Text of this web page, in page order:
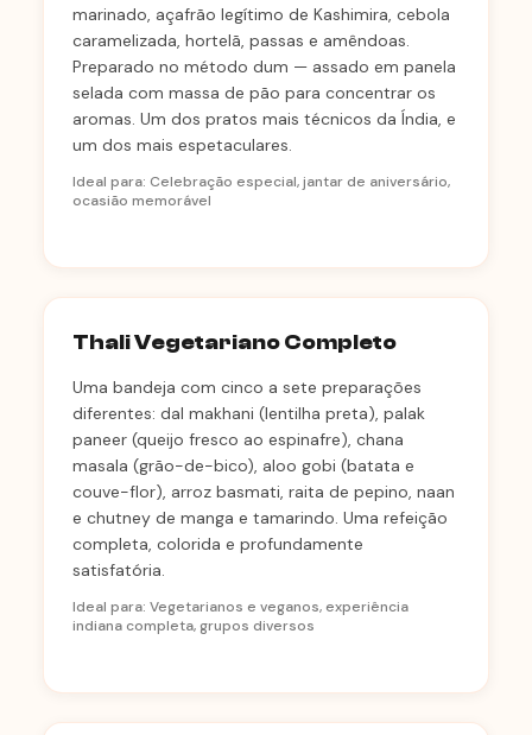
marinado, açafrão legítimo de Kashimira, cebola
caramelizada, hortelã, passas e amêndoas.
Preparado no método dum — assado em panela
selada com massa de pão para concentrar os
aromas. Um dos pratos mais técnicos da Índia, e
um dos mais espetaculares.
Ideal para: Celebração especial, jantar de aniversário,
ocasião memorável
Thali Vegetariano Completo
Uma bandeja com cinco a sete preparações
diferentes: dal makhani (lentilha preta), palak
paneer (queijo fresco ao espinafre), chana
masala (grão-de-bico), aloo gobi (batata e
couve-flor), arroz basmati, raita de pepino, naan
e chutney de manga e tamarindo. Uma refeição
completa, colorida e profundamente
satisfatória.
Ideal para: Vegetarianos e veganos, experiência
indiana completa, grupos diversos